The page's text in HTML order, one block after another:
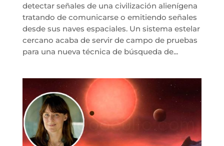
detectar señales de una civilización alienígena
tratando de comunicarse o emitiendo señales
desde sus naves espaciales. Un sistema estelar
cercano acaba de servir de campo de pruebas
para una nueva técnica de búsqueda de...